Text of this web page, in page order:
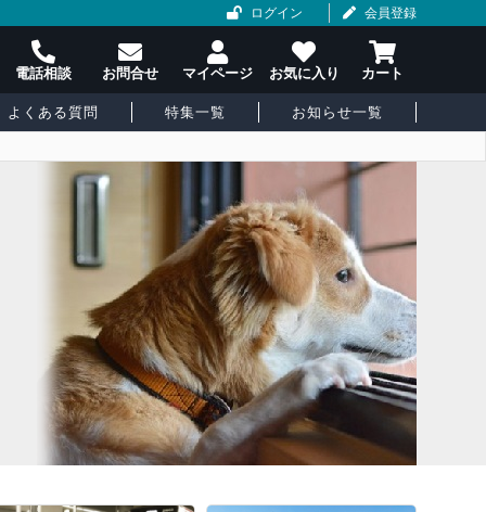
ログイン 会員登録
よくある質問 特集一覧 お知らせ一覧